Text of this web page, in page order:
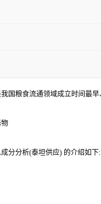
粮食流通领域成立时间最
分分析(泰坦供应) 的介绍如下: